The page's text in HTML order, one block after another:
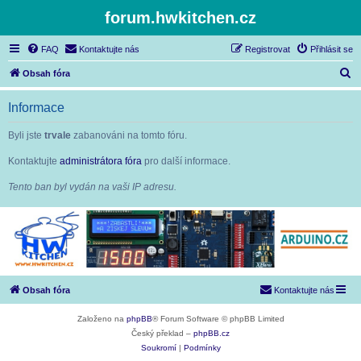
forum.hwkitchen.cz
FAQ Kontaktujte nás Přihlásit se
Registrovat
Obsah fóra
l
Informace
Byli jste trvale zabanováni na tomto fóru.
Kontaktujte administrátora fóra pro další informace.
Tento ban byl vydán na vaši IP adresu.
Obsah fóra Kontaktujte nás
Založeno na phpBB® Forum Software © phpBB Limited
Český překlad – phpBB.cz
Soukromí
Podmínky